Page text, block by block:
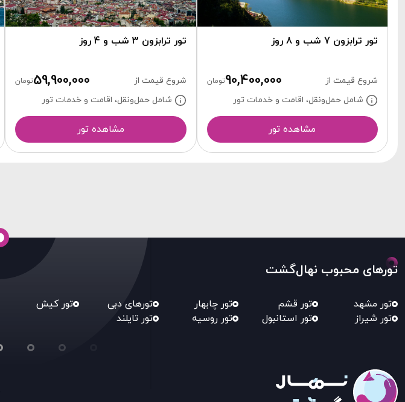
تور ترابزون 7 شب و 8 روز
شروع قیمت از 90,400,000تومان
شامل حمل‌ونقل، اقامت و خدمات تور
مشاهده تور
تور ترابزون 3 شب و 4 روز
شروع قیمت از 59,900,000تومان
شامل حمل‌ونقل، اقامت و خدمات تور
مشاهده تور
تورهای محبوب نهال‌گشت
تور مشهد تور قشم تور چابهار تورهای دبی
تور کیش
تور شیراز
تور استانبول تور روسیه تور تایلند